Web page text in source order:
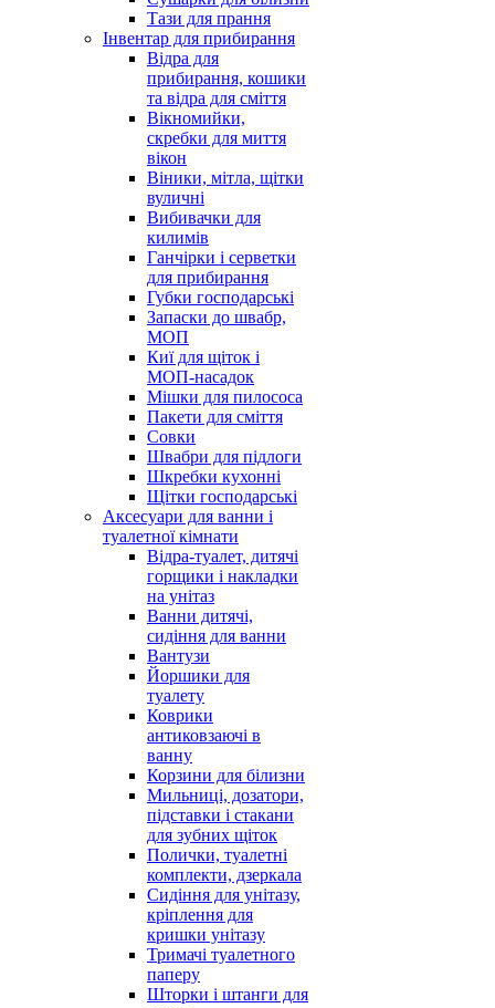
Тази для прання
Інвентар для прибирання
Відра для
прибирання, кошики
та відра для сміття
Вікномийки,
скребки для миття
вікон
Віники, мітла, щітки
вуличні
Вибивачки для
килимів
Ганчірки і серветки
для прибирання
Губки господарські
Запаски до швабр,
МОП
Киї для щіток і
МОП-насадок
Мішки для пилососа
Пакети для сміття
Совки
Швабри для підлоги
Шкребки кухонні
Щітки господарські
Аксесуари для ванни і
туалетної кімнати
Відра-туалет, дитячі
горщики і накладки
на унітаз
Ванни дитячі,
сидіння для ванни
Вантузи
Йоршики для
туалету
Коврики
антиковзаючі в
ванну
Корзини для білизни
Мильниці, дозатори,
підставки і стакани
для зубних щіток
Полички, туалетні
комплекти, дзеркала
Сидіння для унітазу,
кріплення для
кришки унітазу
Тримачі туалетного
паперу
Шторки і штанги для